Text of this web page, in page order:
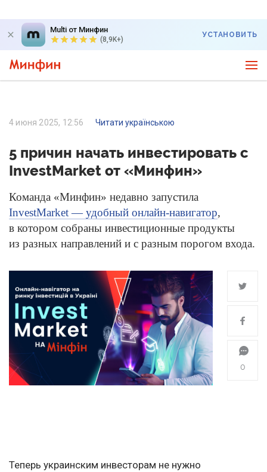
Multi от Минфин
(8,9K+)
УСТАНОВИТЬ
4 июня 2025, 12:56 Читати українською
5 причин начать инвестировать с
InvestMarket от «Минфин»
Команда «Минфин» недавно запустила
InvestMarket — удобный онлайн-навигатор,
в котором собраны инвестиционные продукты
из разных направлений и с разным порогом входа.
0
Теперь украинским инвесторам не нужно